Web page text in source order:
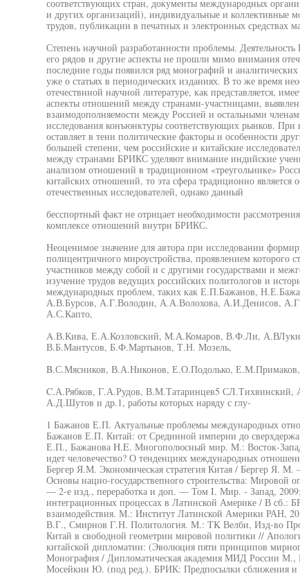
соответствующих стран, документы международных
и других организаций), индивидуальные и коллективные
трудов, публикации в печатных и электронных средствах
Степень научной разработанности проблемы.
его рядов и другие аспекты не прошли мимо внимания
последние годы появился ряд монографий и
уже о статьях в периодических изданиях. В то же время
отечествнной научной литературе, как представляется,
аспекты отношений между странами-участницами,
взаимодополняемости между Россией и остальными
исследования конъюнктуры соответствующих рынков.
оставляет в тени политические факторы и особенности
большей степени, чем российские и китайские
между странами БРИКС уделяют внимание индийские
анализом отношений в традиционном «треугольнике»
китайских отношений, то эта сфера традиционно является
отечественных исследователей, однако данный
бесспортный факт не отрицает необходимости
комплексе отношений внутри БРИКС.
Неоценимое значение для автора при исследовании
полицентричного мироустройства, проявлением
участников между собой и с другими государствами и
изучение трудов ведущих российских политологов и
международных проблем, таких как Е.П.Бажанов,
А.В.Бурсов, А.Г.Володин, А.А.Волохова, А.И.Денисов,
А.С.Капто,
A.В.Кива, Е.А.Козловский, М.А.Комаров, В.Ф.Ли,
В.Б.Мантусов, Б.Ф.Мартынов, Т.Н. Мозель,
B.С.Мясников, В.А.Никонов, Е.О.Подолько,
C.А.Рябков, Г.А.Рудов, В.М.Татаринцев5
А.Д.Шутов и др.1, работы которых наряду с глу-
1 Бажанов Е.П. Актуальные проблемы международных
Бажанов Е.П. Китай: от Срединной империи до
Е.П., Бажанова H.E. Многополюсный мир. М.: Восток-
идет человечество? О тенденциях международных
Бергер Я.М. Экономическая стратегия Китая / Бергер
Основы нацио-государствепного строительства: Мировой
— 2-е изд., переработка и доп. — Том I. Мир. - Запад,
интеграционных процессах в Латинской Америке / В сб.:
взаимодействия. М.: Институт Латинской Америки РАН,
В.Г., Смирнов Г.Н. Политология. М.: TK Велби, Изд-во
Китай в свободной геометрии мировой политики //
китайской дипломатии: (Эволюция пяти принципов
Монография / Дипломатическая академия МИД России
Мосейкин Ю. (под ред.). БРИК: Предпосылки сближения и